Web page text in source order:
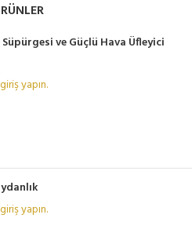
Süpürgesi ve Güçlü Hava Üfleyici
yapın.
yapın.